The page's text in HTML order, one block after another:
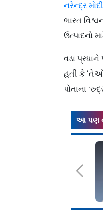
નરેન્દ્ર મોદી
ભારત
ઉત્પાદનો
વડા
હતી કે
પોતાના
આ પણ